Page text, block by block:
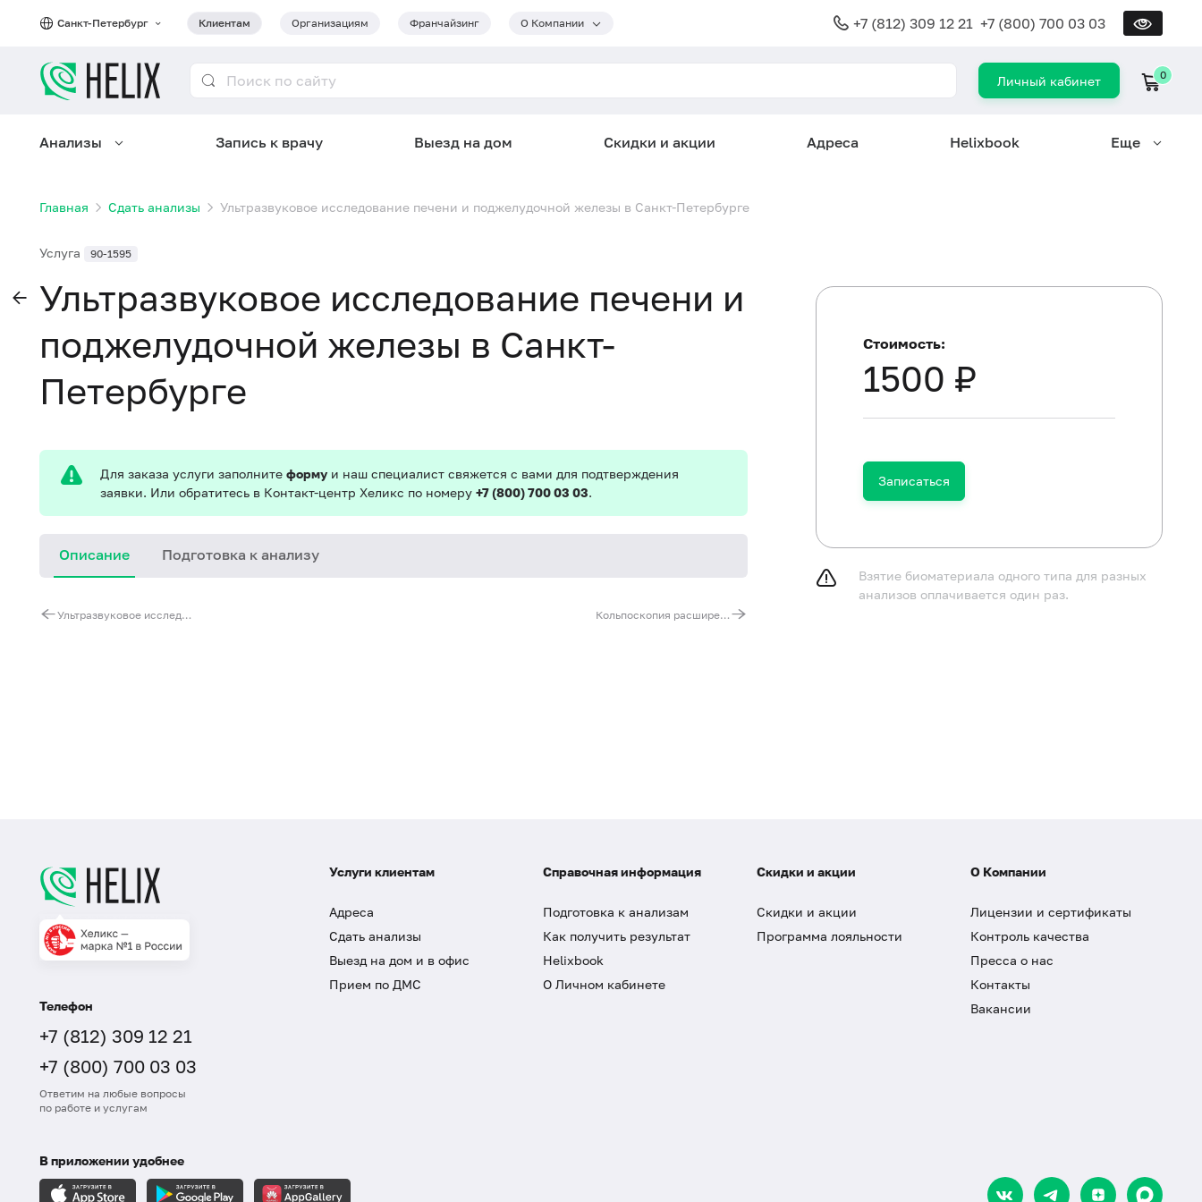
Санкт-Петербург Клиентам Организациям Франчайзинг О Компании +7 (812) 309 12 21 +7 (800) 700 03 03
Личный кабинет 0
Анализы Запись к врачу Выезд на дом Скидки и акции Адреса Helixbook Еще
Главная Сдать анализы Ультразвуковое исследование печени и поджелудочной железы в Санкт-Петербурге
Услуга 90-1595
Ультразвуковое исследование печени и
поджелудочной железы в Санкт-
Петербурге
Для заказа услуги заполните форму и наш специалист свяжется с вами для подтверждения
заявки. Или обратитесь в Контакт-центр Хеликс по номеру +7 (800) 700 03 03.
Описание Подготовка к анализу
Ультразвуковое исследование печени с оценкой функции желчного пузыря Кольпоскопия расширенная
Стоимость:
1500 ₽
Записаться
Взятие биоматериала одного типа для разных
анализов оплачивается один раз.
Телефон
+7 (812) 309 12 21
+7 (800) 700 03 03
Ответим на любые вопросы
по работе и услугам
Услуги клиентам
Адреса
Сдать анализы
Выезд на дом и в офис
Прием по ДМС
Справочная информация
Подготовка к анализам
Как получить результат
Helixbook
О Личном кабинете
Скидки и акции
Скидки и акции
Программа лояльности
О Компании
Лицензии и сертификаты
Контроль качества
Пресса о нас
Контакты
Вакансии
В приложении удобнее